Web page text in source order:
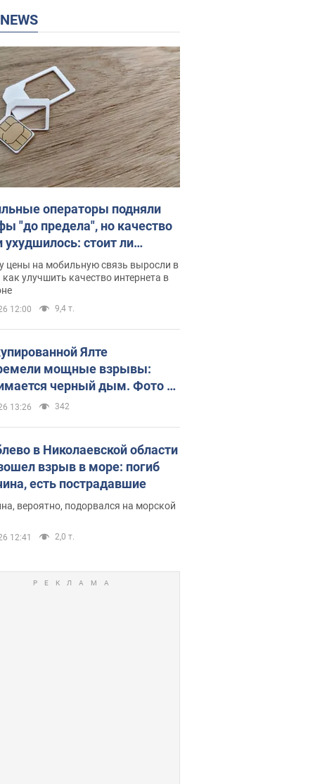
NEWS
операторы подняли
"до предела", но качество
ухудшилось: стоит ли
на цены
цены на мобильную связь выросли в
улучшить качество интернета в
12:00 9,4 т.
Ялте
мощные взрывы:
черный дым. Фото и
13:26 342
в Николаевской области
взрыв в море: погиб
есть пострадавшие
вероятно, подорвался на морской
12:41 2,0 т.